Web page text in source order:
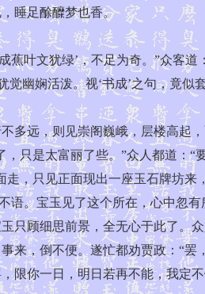
足酴醾梦也香。
蕉叶文犹绿’，不足为奇。”众客
觉幽娴活泼。视‘书成’之句，竟似
远，则见崇阁巍峨，层楼高起，
，只是太富丽了些。”众人都道：
走，只见正面现出一座玉石牌坊来
语。宝玉见了这个所在，心中忽
只顾细思前景，全无心于此了。
来，倒不便。遂忙都劝贾政：“
限你一日，明日若再不能，我定